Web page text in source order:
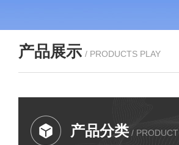
产品展示 / PRODUCTS PLAY
产品分类 / PRODUCT